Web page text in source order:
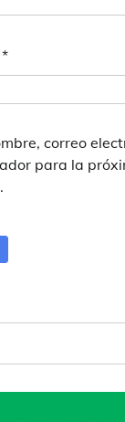
*
correo
para la